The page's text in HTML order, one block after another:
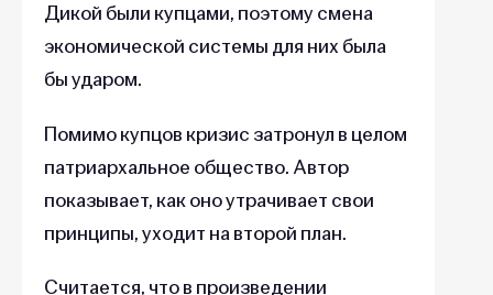
Дикой были купцами, поэтому смена
экономической системы для них была
бы ударом.
Помимо купцов кризис затронул в целом
патриархальное общество. Автор
показывает, как оно утрачивает свои
принципы, уходит на второй план.
Считается, что в произведении